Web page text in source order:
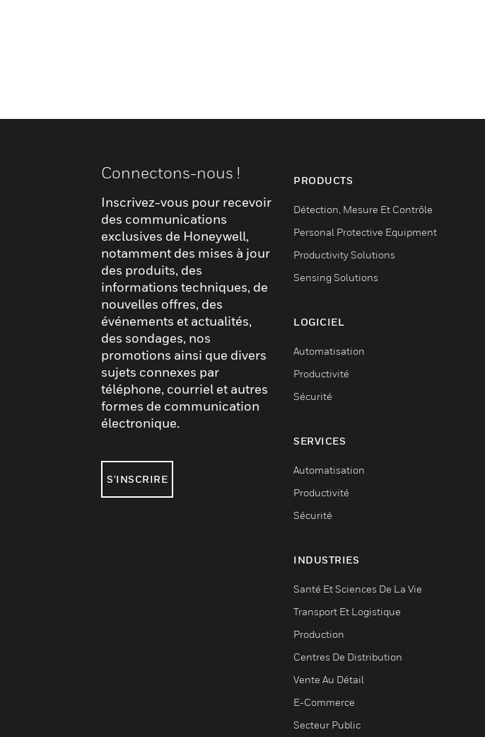
Connectons-nous !
Inscrivez-vous pour recevoir
des communications
exclusives de Honeywell,
notamment des mises à jour
des produits, des
informations techniques, de
nouvelles offres, des
événements et actualités,
des sondages, nos
promotions ainsi que divers
sujets connexes par
téléphone, courriel et autres
formes de communication
électronique.
S'INSCRIRE
PRODUCTS
Détection, Mesure Et Contrôle
Personal Protective Equipment
Productivity Solutions
Sensing Solutions
LOGICIEL
Automatisation
Productivité
Sécurité
SERVICES
Automatisation
Productivité
Sécurité
INDUSTRIES
Santé Et Sciences De La Vie
Transport Et Logistique
Production
Centres De Distribution
Vente Au Détail
E-Commerce
Secteur Public